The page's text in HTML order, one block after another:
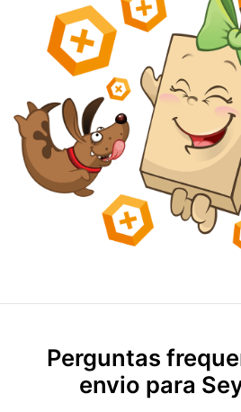
Perguntas
envio para